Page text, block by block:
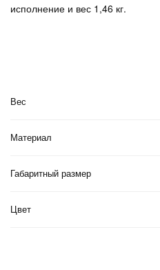
исполнение и вес 1,46 кг.
Вес
Материал
Габаритный размер
Цвет